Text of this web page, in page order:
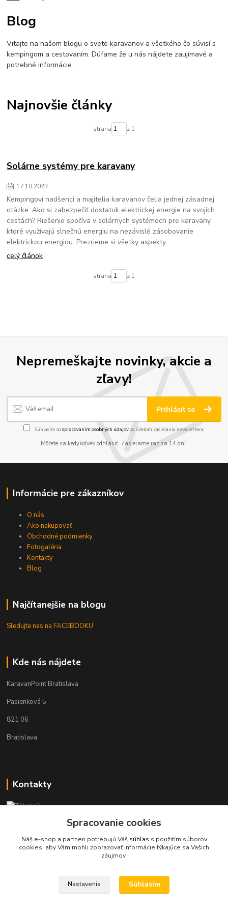
napajaniekarvanu
Blog
Vitajte na našom blogu o svete karavanov a všetkého čo súvisí s
kempingom a cestovaním. Dúfame že u nás nájdete zaujímavé a
potrebné informácie.
Najnovšie články
strana z 1
Solárne systémy pre karavany
17.10.2023
Kempingoví nadšenci a majitelia karavanov čelia jednej zásadnej
otázke: Ako si zabezpečiť dostatok elektrickej energie na svojich
cestách? Riešenie spočíva v solárnych systémoch pre karavany,
ktoré využívajú slnečnú energiu na nezávislé zásobovanie
elektrickou energiou. Prezrieme si všetky aspekty.
celý článok
strana z 1
Nepremeškajte novinky, akcie a
zľavy!
Prihlásiť sa
Súhlasím sospracovaním osobných údajov za účelom zasielania newslettera.
Môžete sa kedykoľvek odhlásiť. Zasielame raz za 14 dní.
Informácie pre zákazníkov
O nás
Ako nakupovať
Obchodné podmienky
Fotogaléria
Kontakty
Blog
Najčítanejšie na blogu
Sledujte nas na FACEBOOKU
Kde nás nájdete
KaravanPoint Bratislava
Pasienková 5
821 06
Bratislava
Kontakty
Zákaznícka podpora KaravanPoint
+421902309993
(Po-Pia, 9-18 hod.)
info@karavanpoint.sk
Spracovanie cookies
Náš e-shop a partneri potrebujú Váš súhlas s použitím súborov
cookies, aby Vám mohli zobrazovať informácie týkajúce sa Vašich
záujmov.
Nastavenia Súhlasím